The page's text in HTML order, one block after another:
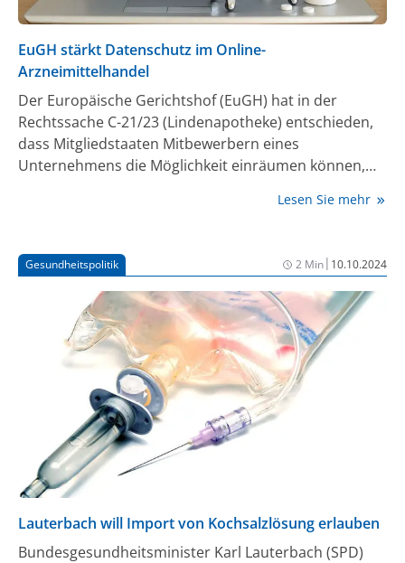
EuGH stärkt Datenschutz im Online-
Arzneimittelhandel
Der Europäische Gerichtshof (EuGH) hat in der
Rechtssache C-21/23 (Lindenapotheke) entschieden,
dass Mitgliedstaaten Mitbewerbern eines
Unternehmens die Möglichkeit einräumen können,
(DSGVO) als unlautere Geschäftspraktik gerichtlich
apothekenpflichtiger Arzneimittel, bei dem eine
ausdrückliche Einwilligung der Kunden in die
Verarbeitung ihrer personenbezogenen Daten
erforderlich ist – auch bei rezeptfreien Arzneimitteln.
Lesen Sie mehr
Gesundheitspolitik 2 Min| 10.10.2024
Lauterbach will Import von Kochsalzlösung erlauben
Bundesgesundheitsminister Karl Lauterbach (SPD)